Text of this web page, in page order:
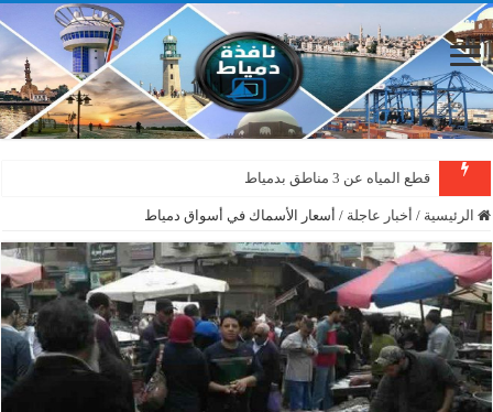
قطع المياه عن 3 مناطق بدمياط
الرئيسية / أخبار عاجلة / أسعار الأسماك في أسواق دمياط